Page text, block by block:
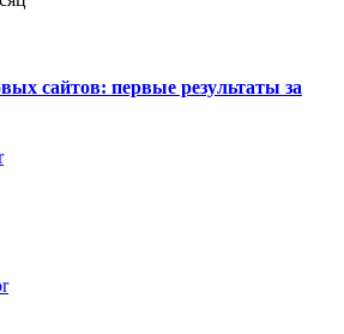
сайтов: первые результаты за